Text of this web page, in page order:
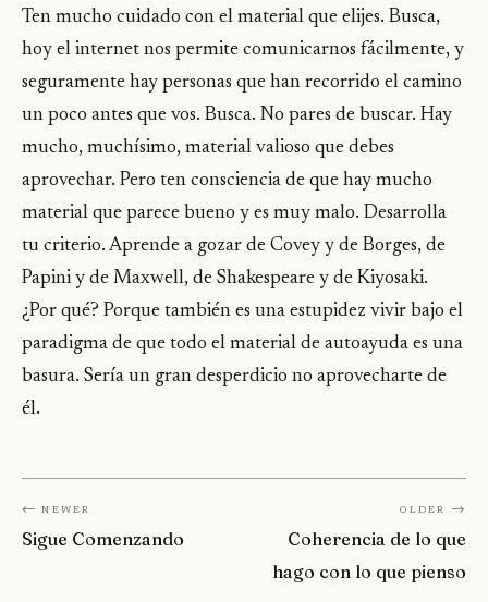
Ten mucho cuidado con el material que elijes. Busca,
hoy el internet nos permite comunicarnos fácilmente, y
seguramente hay personas que han recorrido el camino
un poco antes que vos. Busca. No pares de buscar. Hay
mucho, muchísimo, material valioso que debes
aprovechar. Pero ten consciencia de que hay mucho
material que parece bueno y es muy malo. Desarrolla
tu criterio. Aprende a gozar de Covey y de Borges, de
Papini y de Maxwell, de Shakespeare y de Kiyosaki.
¿Por qué? Porque también es una estupidez vivir bajo el
paradigma de que todo el material de autoayuda es una
basura. Sería un gran desperdicio no aprovecharte de
él.
← Newer
Sigue Comenzando
Older →
Coherencia de lo que
hago con lo que pienso